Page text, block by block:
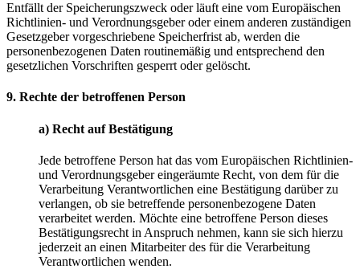
Entfällt der Speicherungszweck oder läuft eine vom Europäischen
Richtlinien- und Verordnungsgeber oder einem anderen zuständigen
Gesetzgeber vorgeschriebene Speicherfrist ab, werden die
personenbezogenen Daten routinemäßig und entsprechend den
gesetzlichen Vorschriften gesperrt oder gelöscht.
9. Rechte der betroffenen Person
a) Recht auf Bestätigung
Jede betroffene Person hat das vom Europäischen Richtlinien-
und Verordnungsgeber eingeräumte Recht, von dem für die
Verarbeitung Verantwortlichen eine Bestätigung darüber zu
verlangen, ob sie betreffende personenbezogene Daten
verarbeitet werden. Möchte eine betroffene Person dieses
Bestätigungsrecht in Anspruch nehmen, kann sie sich hierzu
jederzeit an einen Mitarbeiter des für die Verarbeitung
Verantwortlichen wenden.